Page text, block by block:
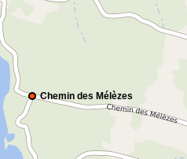
Chemin des Mélèzes